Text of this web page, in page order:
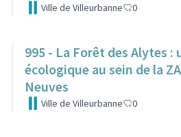
Ville de Villeurbanne 0
995 - La Forêt des Alytes :
écologique au sein de la
Neuves
Ville de Villeurbanne 0